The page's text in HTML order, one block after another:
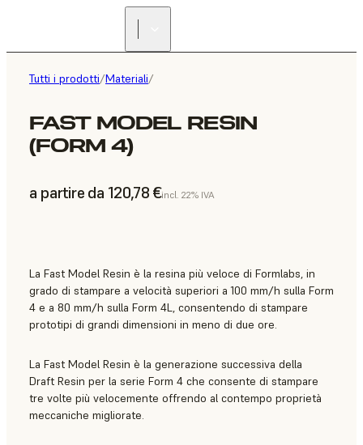
Tutti i prodotti/Materiali/
FAST MODEL RESIN
(FORM 4)
a partire da 120,78 €incl. 22% IVA
La Fast Model Resin è la resina più veloce di Formlabs, in
grado di stampare a velocità superiori a 100 mm/h sulla Form
4 e a 80 mm/h sulla Form 4L, consentendo di stampare
prototipi di grandi dimensioni in meno di due ore.
La Fast Model Resin è la generazione successiva della
Draft Resin per la serie Form 4 che consente di stampare
tre volte più velocemente offrendo al contempo proprietà
meccaniche migliorate.